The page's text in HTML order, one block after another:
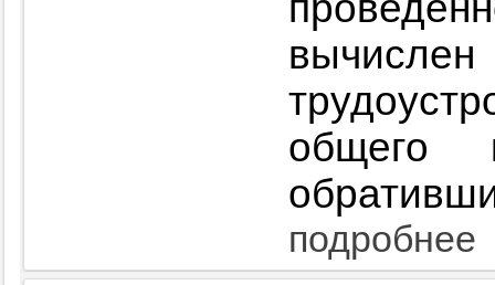
общего
подробнее